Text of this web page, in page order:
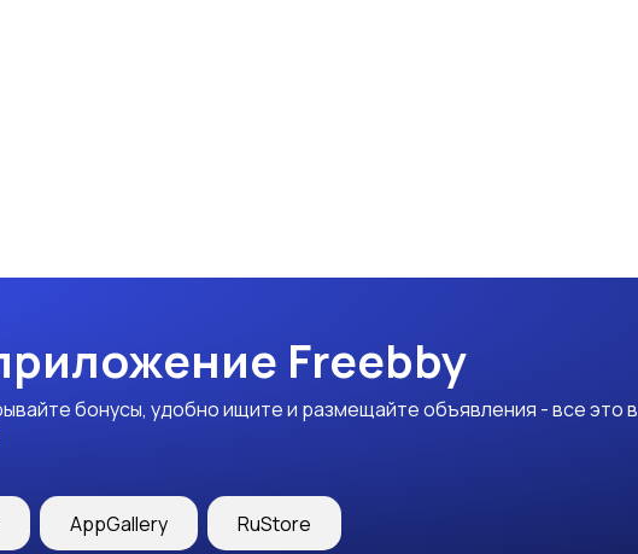
Freebby
бонусы, удобно ищите и размещайте объявления - все это в
AppGallery RuStore